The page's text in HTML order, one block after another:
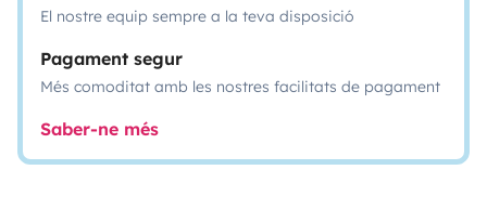
El nostre equip sempre a la teva disposició
Pagament segur
Més comoditat amb les nostres facilitats de pagament
Saber-ne més